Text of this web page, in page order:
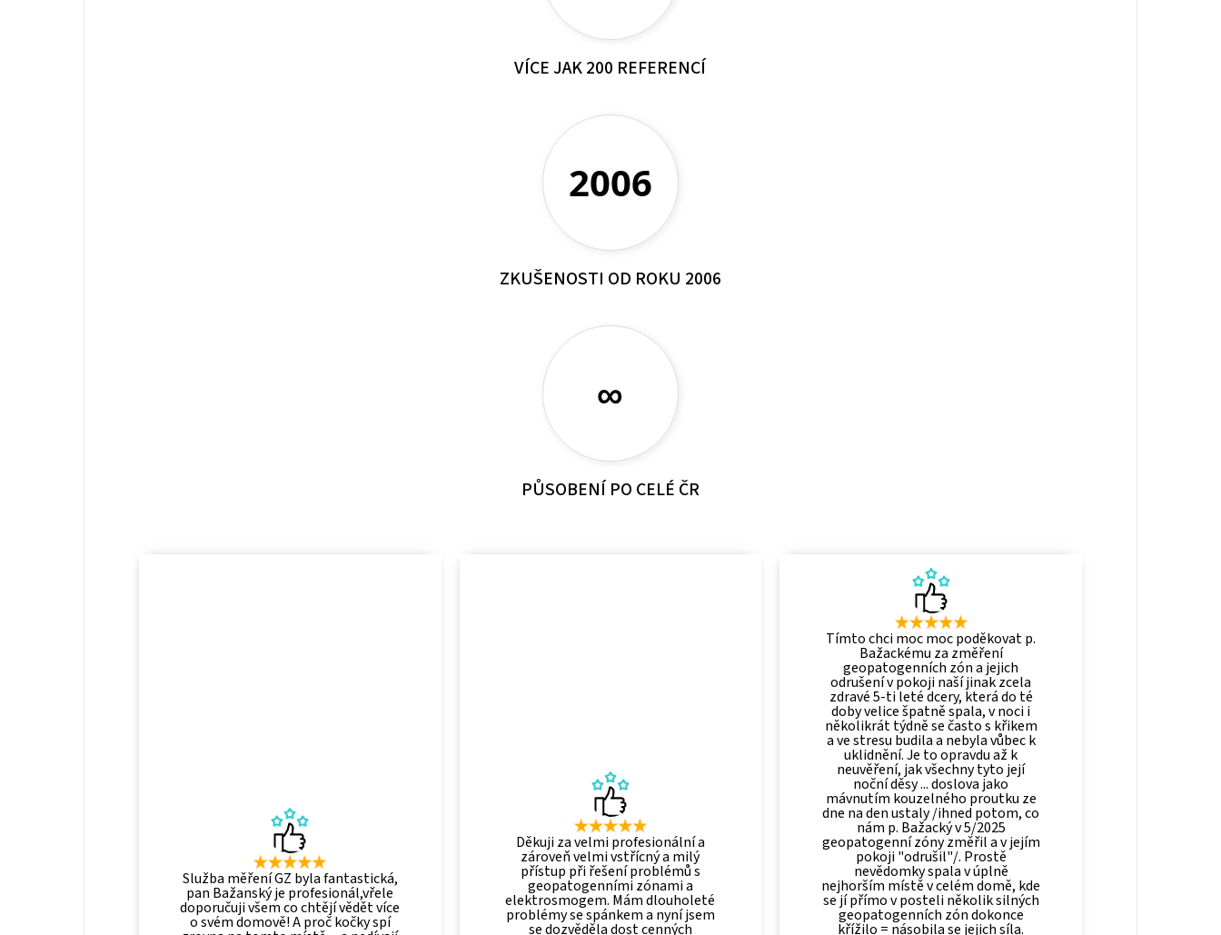
VÍCE JAK 200 REFERENCÍ
2006
ZKUŠENOSTI OD ROKU 2006
∞
PŮSOBENÍ PO CELÉ ČR
Služba měření GZ byla fantastická,
pan Bažanský je profesionál,vřele
doporučuji všem co chtějí vědět více
o svém domově! A proč kočky spí
Děkuji za velmi profesionální a
zároveň velmi vstřícný a milý
přístup při řešení problémů s
geopatogenními zónami a
elektrosmogem. Mám dlouholeté
problémy se spánkem a nyní jsem
se dozvěděla dost cenných
Tímto chci moc moc poděkovat p.
Bažackému za změření
geopatogenních zón a jejich
odrušení v pokoji naší jinak zcela
zdravé 5-ti leté dcery, která do té
doby velice špatně spala, v noci i
několikrát týdně se často s křikem
a ve stresu budila a nebyla vůbec k
uklidnění. Je to opravdu až k
neuvěření, jak všechny tyto její
noční děsy ... doslova jako
mávnutím kouzelného proutku ze
dne na den ustaly /ihned potom, co
nám p. Bažacký v 5/2025
geopatogenní zóny změřil a v jejím
pokoji "odrušil"/. Prostě
nevědomky spala v úplně
nejhorším místě v celém domě, kde
se jí přímo v posteli několik silných
geopatogenních zón dokonce
křížilo = násobila se jejich síla.